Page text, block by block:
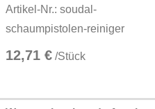
Artikel-Nr.: soudal-
schaumpistolen-reiniger
12,71 € /Stück